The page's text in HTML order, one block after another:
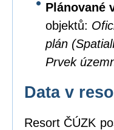
Plánované
objektů:
plán
Prvek
Data v
Resort ČÚZK